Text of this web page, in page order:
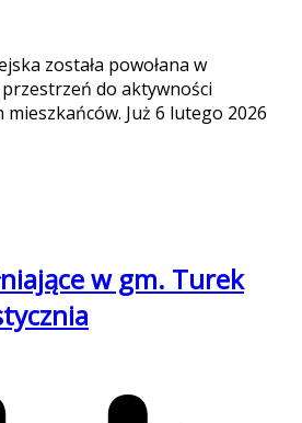
została powołana w
do aktywności
mieszkańców. Już 6 lutego 2026
w gm. Turek